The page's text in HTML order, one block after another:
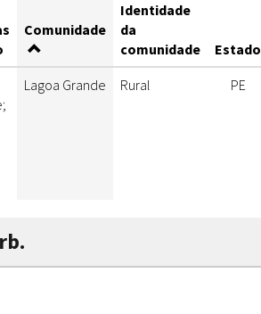
Comunidade
Identidade
da
comunidade
Estado
Lagoa Grande Rural PE